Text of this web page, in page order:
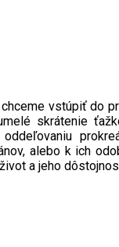
vstúpiť do
skrátenie
alebo k ich
a jeho